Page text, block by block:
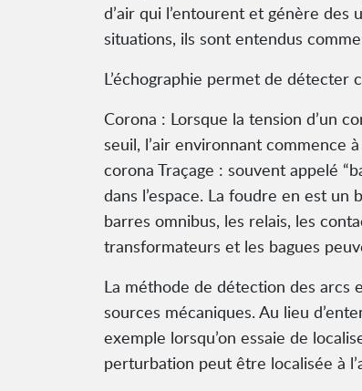
d’air qui l’entourent et génère
situations, ils sont entendus
L’échographie permet de détecter
Corona : Lorsque la tension d’un
seuil, l’air environnant commence
corona Traçage : souvent appelé
dans l’espace. La foudre en est
barres omnibus, les relais, les
transformateurs et les bagues
La méthode de détection des arcs
sources mécaniques. Au lieu
exemple lorsqu’on essaie de
perturbation peut être localisée à